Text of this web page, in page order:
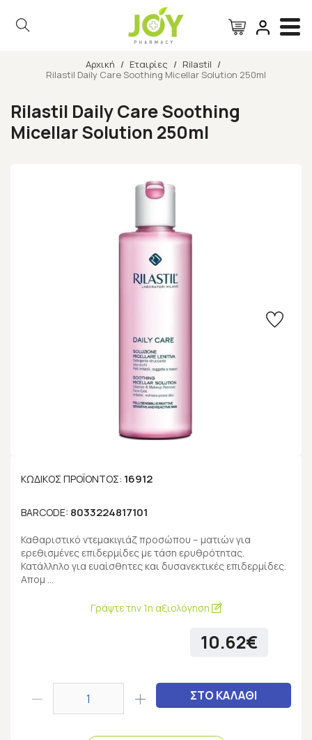
Αναζήτηση
Αρχική / Εταιρίες / Rilastil /
Rilastil Daily Care Soothing Micellar Solution 250ml
Rilastil Daily Care Soothing
Micellar Solution 250ml
ΚΩΔΙΚΌΣ ΠΡΟΪΌΝΤΟΣ: 16912
BARCODE: 8033224817101
Καθαριστικό ντεμακιγιάζ προσώπου – ματιών για
ερεθισμένες επιδερμίδες με τάση ερυθρότητας.
Κατάλληλο για ευαίσθητες και δυσανεκτικές επιδερμίδες.
Απομ …
Γράψτε την 1η αξιολόγηση
10.62€
ΣΤΟ ΚΑΛΑΘΙ